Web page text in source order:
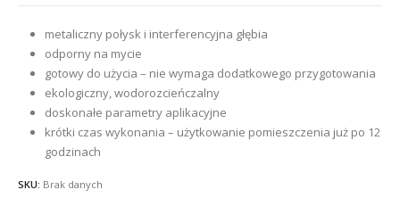
£55.74
metaliczny połysk i interferencyjna głębia
odporny na mycie
gotowy do użycia – nie wymaga dodatkowego przygotowania
ekologiczny, wodorozcieńczalny
doskonałe parametry aplikacyjne
krótki czas wykonania – użytkowanie pomieszczenia już po 12
godzinach
SKU: Brak danych